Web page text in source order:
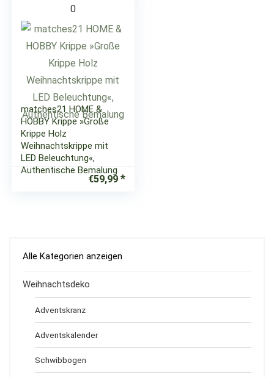
0
matches21 HOME &
HOBBY Krippe »Große
Krippe Holz
Weihnachtskrippe mit
LED Beleuchtung«,
Authentische Bemalung
€59,99
Alle Kategorien anzeigen
Weihnachtsdeko
Adventskranz
Adventskalender
Schwibbogen